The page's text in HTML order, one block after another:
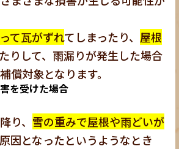
て瓦がずれてしまったり、 屋根
りして、雨漏りが発生した場合
償対象となります。
を受けた場合
り、 雪の重みで屋根や雨どいが
因となったというようなとき